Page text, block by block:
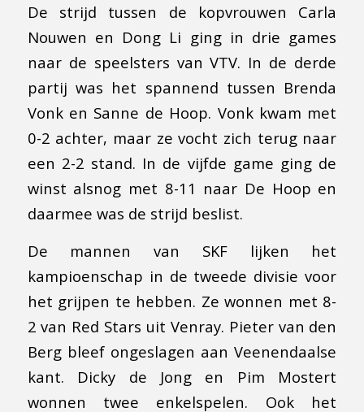
De strijd tussen de kopvrouwen Carla
Nouwen en Dong Li ging in drie games
naar de speelsters van VTV. In de derde
partij was het spannend tussen Brenda
Vonk en Sanne de Hoop. Vonk kwam met
0-2 achter, maar ze vocht zich terug naar
een 2-2 stand. In de vijfde game ging de
winst alsnog met 8-11 naar De Hoop en
daarmee was de strijd beslist.
De mannen van SKF lijken het
kampioenschap in de tweede divisie voor
het grijpen te hebben. Ze wonnen met 8-
2 van Red Stars uit Venray. Pieter van den
Berg bleef ongeslagen aan Veenendaalse
kant. Dicky de Jong en Pim Mostert
wonnen twee enkelspelen. Ook het